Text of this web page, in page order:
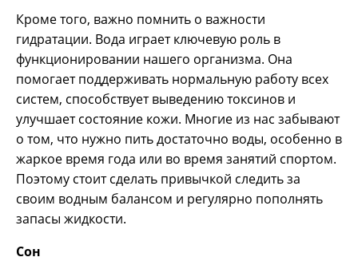
Кроме того, важно помнить о важности
гидратации. Вода играет ключевую роль в
функционировании нашего организма. Она
помогает поддерживать нормальную работу всех
систем, способствует выведению токсинов и
улучшает состояние кожи. Многие из нас забывают
о том, что нужно пить достаточно воды, особенно в
жаркое время года или во время занятий спортом.
Поэтому стоит сделать привычкой следить за
своим водным балансом и регулярно пополнять
запасы жидкости.
Сон